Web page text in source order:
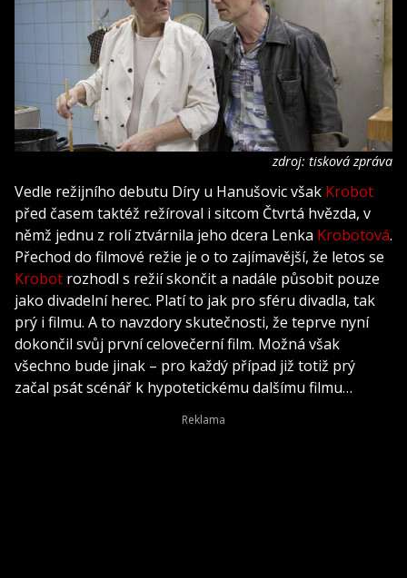
zdroj: tisková zpráva
Vedle režijního debutu Díry u Hanušovic však Krobot
před časem taktéž režíroval i sitcom Čtvrtá hvězda, v
němž jednu z rolí ztvárnila jeho dcera Lenka Krobotová.
Přechod do filmové režie je o to zajímavější, že letos se
Krobot rozhodl s režií skončit a nadále působit pouze
jako divadelní herec. Platí to jak pro sféru divadla, tak
prý i filmu. A to navzdory skutečnosti, že teprve nyní
dokončil svůj první celovečerní film. Možná však
všechno bude jinak – pro každý případ již totiž prý
začal psát scénář k hypotetickému dalšímu filmu…